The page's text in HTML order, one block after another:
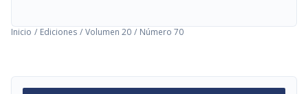
Inicio / Ediciones / Volumen 20 / Número 70